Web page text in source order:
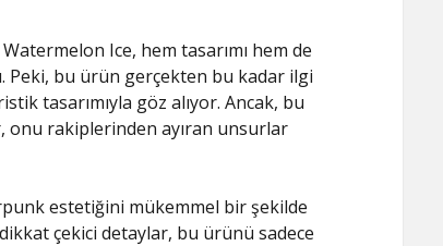
Ice, hem tasarımı hem de
Peki, bu ürün gerçekten bu kadar ilgi
tasarımıyla göz alıyor. Ancak, bu
onu rakiplerinden ayıran unsurlar
estetiğini mükemmel bir şekilde
çekici detaylar, bu ürünü sadece